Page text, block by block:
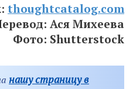
thoughtcatalog.com
Ася Михеева
Фото: Shutterstock
нашу страницу в